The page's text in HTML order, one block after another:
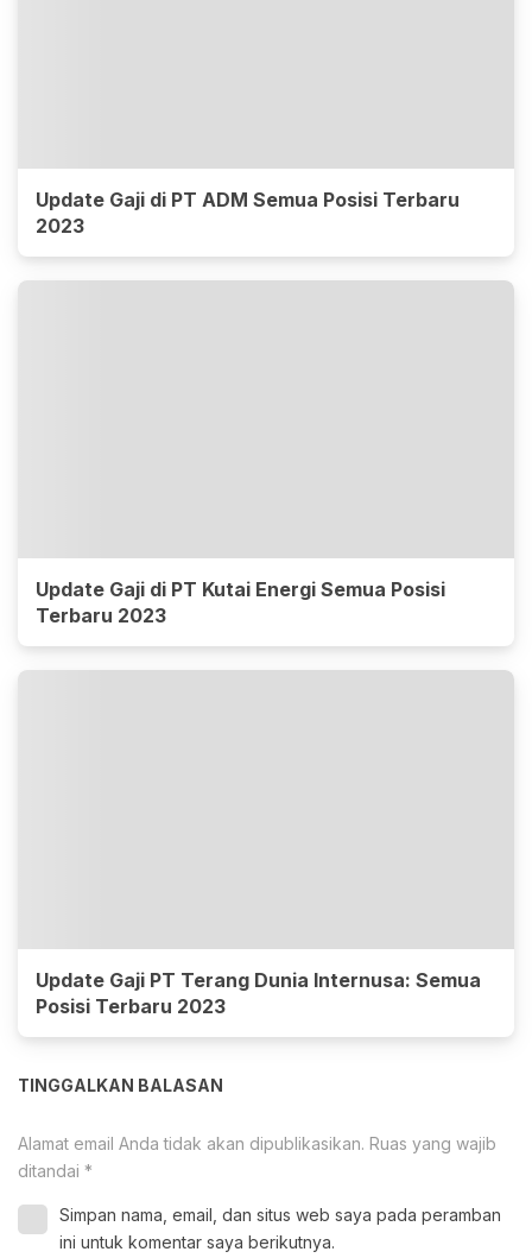
Update Gaji di PT ADM Semua Posisi Terbaru
2023
Update Gaji di PT Kutai Energi Semua Posisi
Terbaru 2023
Update Gaji PT Terang Dunia Internusa: Semua
Posisi Terbaru 2023
TINGGALKAN BALASAN
Alamat email Anda tidak akan dipublikasikan. Ruas yang wajib
ditandai *
Simpan nama, email, dan situs web saya pada peramban
ini untuk komentar saya berikutnya.